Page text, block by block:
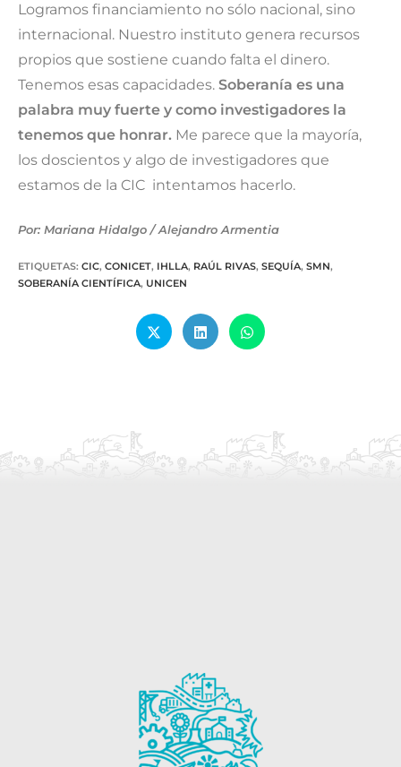
Logramos financiamiento no sólo nacional, sino
internacional. Nuestro instituto genera recursos
propios que sostiene cuando falta el dinero.
Tenemos esas capacidades. Soberanía es una
palabra muy fuerte y como investigadores la
tenemos que honrar. Me parece que la mayoría,
los doscientos y algo de investigadores que
estamos de la CIC intentamos hacerlo.
Por: Mariana Hidalgo / Alejandro Armentia
ETIQUETAS: CIC, CONICET, IHLLA, RAÚL RIVAS, SEQUÍA, SMN,
SOBERANÍA CIENTÍFICA, UNICEN